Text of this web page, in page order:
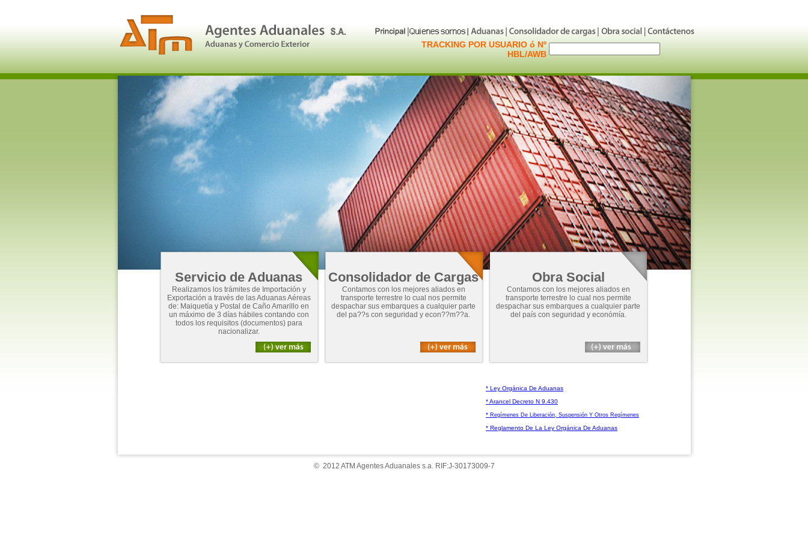
TRACKING POR USUARIO ó Nº
HBL/AWB
Servicio de Aduanas
Realizamos los trámites de Importación y
Exportación a través de las Aduanas Aéreas
de: Maiquetía y Postal de Caño Amarillo en
un máximo de 3 días hábiles contando con
todos los requisitos (documentos) para
nacionalizar.
Consolidador de Cargas
Contamos con los mejores aliados en
transporte terrestre lo cual nos permite
despachar sus embarques a cualquier parte
del pa??s con seguridad y econ??m??a.
Obra Social
Contamos con los mejores aliados en
transporte terrestre lo cual nos permite
despachar sus embarques a cualquier parte
del país con seguridad y económía.
* Ley Orgánica De Aduanas
* Arancel Decreto N 9.430
* Regímenes De Liberación, Suspensión Y Otros Regímenes
* Reglamento De La Ley Orgánica De Aduanas
© 2012 ATM Agentes Aduanales s.a. RIF:J-30173009-7